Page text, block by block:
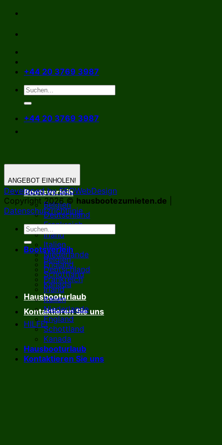
Zum
springen
+44 20 3769 3987
+44 20 3769 3987
Bootsverleih
Belgien
Deutschland
Frankreich
Irland
Italien
Niederlande
England
Schottland
Kanada
Hausbooturlaub
Kontaktieren Sie uns
HILFE!
ANGEBOT EINHOLEN!
Developed by SEOWebDesign
Copyright 2026 © hausbootezumieten.de
Datenschutzrichtlinie
Bootsverleih
Belgien
Deutschland
Frankreich
Irland
Italien
Niederlande
England
Schottland
Kanada
Hausbooturlaub
Kontaktieren Sie uns